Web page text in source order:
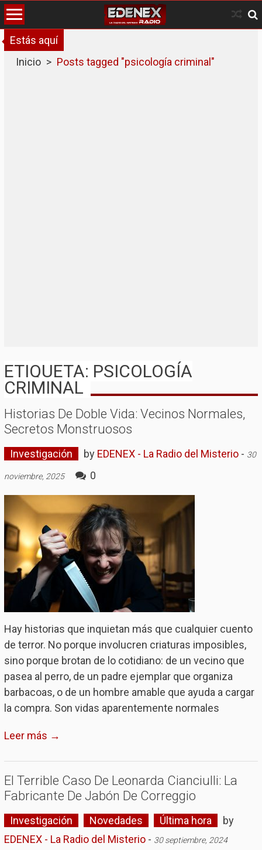
Skip
to
content
Estás aquí
Inicio > Posts tagged "psicología criminal"
ETIQUETA: PSICOLOGÍA
CRIMINAL
Historias De Doble Vida: Vecinos Normales,
Secretos Monstruosos
Investigación by EDENEX - La Radio del Misterio- 30
noviembre, 2025 0
Hay historias que inquietan más que cualquier cuento
de terror. No porque involucren criaturas imposibles,
sino porque brotan de lo cotidiano: de un vecino que
pasea al perro, de un padre ejemplar que organiza
barbacoas, o de un hombre amable que ayuda a cargar
la compra. Son vidas aparentemente normales
Leer más →
El Terrible Caso De Leonarda Cianciulli: La
Fabricante De Jabón De Correggio
Investigación Novedades Última hora
by
EDENEX - La Radio del Misterio- 30 septiembre, 2024